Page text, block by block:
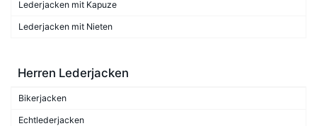
Lederjacken mit Kapuze
Lederjacken mit Nieten
Herren Lederjacken
Bikerjacken
Echtlederjacken